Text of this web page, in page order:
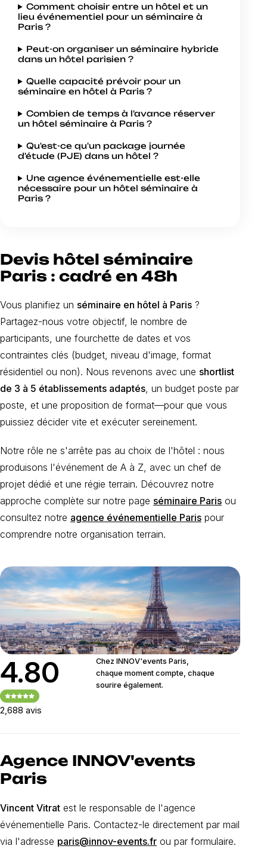
Comment choisir entre un hôtel et un
lieu événementiel pour un séminaire à
Paris ?
Peut-on organiser un séminaire hybride
dans un hôtel parisien ?
Quelle capacité prévoir pour un
séminaire en hôtel à Paris ?
Combien de temps à l'avance réserver
un hôtel séminaire à Paris ?
Qu'est-ce qu'un package journée
d'étude (PJE) dans un hôtel ?
Une agence événementielle est-elle
nécessaire pour un hôtel séminaire à
Paris ?
Devis hôtel séminaire
Paris : cadré en 48h
Vous planifiez un séminaire en hôtel à Paris ?
Partagez-nous votre objectif, le nombre de
participants, une fourchette de dates et vos
contraintes clés (budget, niveau d'image, format
résidentiel ou non). Nous revenons avec une shortlist
de 3 à 5 établissements adaptés , un budget poste par
poste, et une proposition de format—pour que vous
puissiez décider vite et exécuter sereinement.
Notre rôle ne s'arrête pas au choix de l'hôtel : nous
produisons l'événement de A à Z, avec un chef de
projet dédié et une régie terrain. Découvrez notre
approche complète sur notre page séminaire Paris ou
consultez notre agence événementielle Paris pour
comprendre notre organisation terrain.
4.80
2,688 avis
Chez INNOV'events Paris,
chaque moment compte, chaque
sourire également.
Agence INNOV'events
Paris
Vincent Vitrat est le responsable de l'agence
événementielle Paris. Contactez-le directement par mail
via l'adresse paris@innov-events.fr ou par formulaire.